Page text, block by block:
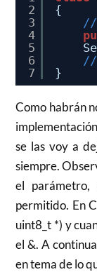
2
3
4
5
6
7
{
}
Como habrán
se las voy a
siempre.
el parámetro,
permitido. En
uint8_t *) y
el &. A
en tema de lo